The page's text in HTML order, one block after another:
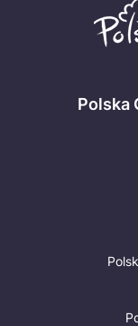
Polska